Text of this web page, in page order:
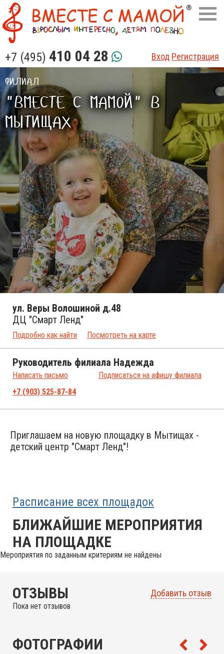
+7 (495) 410 04 28 Вход Регистрация
ФИЛИАЛ
"ВМЕСТЕ С МАМОЙ" В
МЫТИЩАХ
ул. Веры Волошиной д.48
ДЦ "Смарт Ленд"
Подробно как найти Посмотреть на карте
Руководитель филиала Надежда
Написать письмо
Подписаться на афишу филиала
+7 (903) 525-87-84
Приглашаем на новую площадку в Мытищах -
детский центр "Смарт Ленд"!
Расписание всех площадок
БЛИЖАЙШИЕ МЕРОПРИЯТИЯ
НА ПЛОЩАДКЕ
Мероприятия по заданным критериям не найдены
ОТЗЫВЫ Добавить отзыв
Пока нет отзывов
ФОТОГРАФИИ